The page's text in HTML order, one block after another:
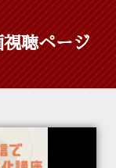
聴ページ